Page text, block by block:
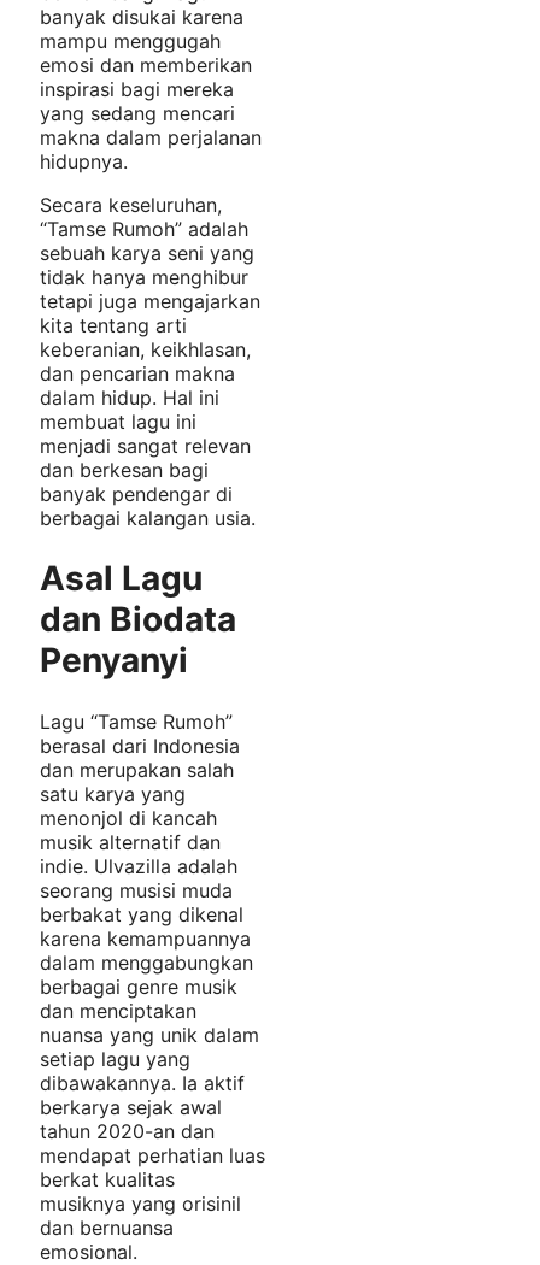
banyak disukai karena
mampu menggugah
emosi dan memberikan
inspirasi bagi mereka
yang sedang mencari
makna dalam perjalanan
hidupnya.
Secara keseluruhan,
“Tamse Rumoh” adalah
sebuah karya seni yang
tidak hanya menghibur
tetapi juga mengajarkan
kita tentang arti
keberanian, keikhlasan,
dan pencarian makna
dalam hidup. Hal ini
membuat lagu ini
menjadi sangat relevan
dan berkesan bagi
banyak pendengar di
berbagai kalangan usia.
Asal Lagu
dan Biodata
Penyanyi
Lagu “Tamse Rumoh”
berasal dari Indonesia
dan merupakan salah
satu karya yang
menonjol di kancah
musik alternatif dan
indie. Ulvazilla adalah
seorang musisi muda
berbakat yang dikenal
karena kemampuannya
dalam menggabungkan
berbagai genre musik
dan menciptakan
nuansa yang unik dalam
setiap lagu yang
dibawakannya. Ia aktif
berkarya sejak awal
tahun 2020-an dan
mendapat perhatian luas
berkat kualitas
musiknya yang orisinil
dan bernuansa
emosional.